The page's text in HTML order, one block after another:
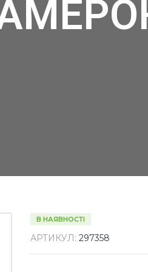
В НАЯВНОСТІ
АРТИКУЛ: 297358